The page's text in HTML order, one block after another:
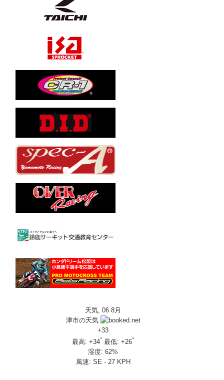
天気, 06 8月
津市の天気
+33
最高:+34° 最低:+26°
湿度:62%
風速: SE - 27 KPH